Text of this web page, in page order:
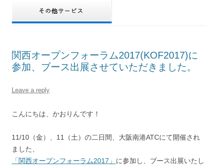
TAG ARCHIVES:サイバー犯罪
関西オープンフォーラム2017(KOF2017)に
参加、ブース出展させていただきました。
Leave a reply
こんにちは、かおりんです！
11/10（金）、11（土）の二日間、大阪南港ATCにて開催され
ました、
「関西オープンフォーラム2017」 に参加し、ブース出展いたし